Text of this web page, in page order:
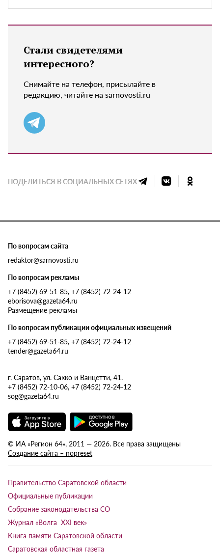
Стали свидетелями
интересного?
Снимайте на телефон, присылайте в
редакцию, читайте на sarnovosti.ru
ПОДЕЛИТЬСЯ В СОЦИАЛЬНЫХ СЕТЯХ
По вопросам сайта
redaktor@sarnovosti.ru
По вопросам рекламы
+7 (8452) 69-51-85, +7 (8452) 72-24-12
eborisova@gazeta64.ru
Размещение рекламы
По вопросам публикации официальных извещений
+7 (8452) 69-51-85, +7 (8452) 72-24-12
tender@gazeta64.ru
г. Саратов, ул. Сакко и Ванцетти, 41.
+7 (8452) 72-10-06, +7 (8452) 72-24-12
sog@gazeta64.ru
© ИА «Регион 64», 2011 — 2026. Все права защищены
Создание сайта – nopreset
Правительство Саратовской области
Официальные публикации
Собрание законодательства СО
Журнал «Волга XXI век»
Книга памяти Саратовской области
Саратовская областная газета